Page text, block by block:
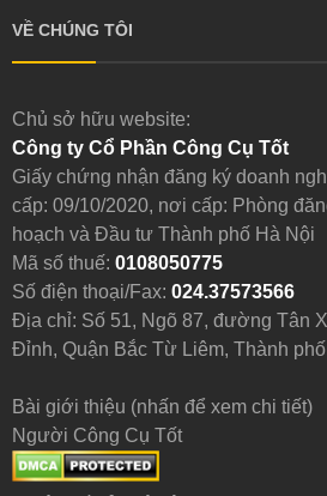
VỀ CHÚNG TÔI
Chủ sở hữu website:
Công ty Cổ Phần Công Cụ Tốt
Giấy chứng nhận đăng ký doanh
cấp: 09/10/2020, nơi cấp: Phòng
hoạch và Đầu tư Thành phố Hà Nội
Mã số thuế: 0108050775
Số điện thoại/Fax: 024.37573566
Địa chỉ: Số 51, Ngõ 87, đường Tân
Đỉnh, Quận Bắc Từ Liêm, Thành
Bài giới thiệu (nhấn để xem chi tiết)
Người Công Cụ Tốt